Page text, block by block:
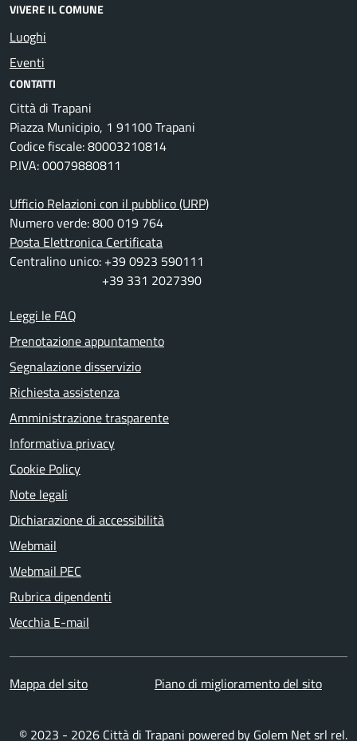
VIVERE IL COMUNE
Luoghi
Eventi
CONTATTI
Città di Trapani
Piazza Municipio, 1 91100 Trapani
Codice fiscale: 80003210814
P.IVA: 00079880811
Ufficio Relazioni con il pubblico (URP)
Numero verde: 800 019 764
Posta Elettronica Certificata
Centralino unico: +39 0923 590111
+39 331 2027390
Leggi le FAQ
Prenotazione appuntamento
Segnalazione disservizio
Richiesta assistenza
Amministrazione trasparente
Informativa privacy
Cookie Policy
Note legali
Dichiarazione di accessibilità
Webmail
Webmail PEC
Rubrica dipendenti
Vecchia E-mail
Mappa del sito Piano di miglioramento del sito
© 2023 - 2026 Città di Trapani powered by Golem Net srl rel.